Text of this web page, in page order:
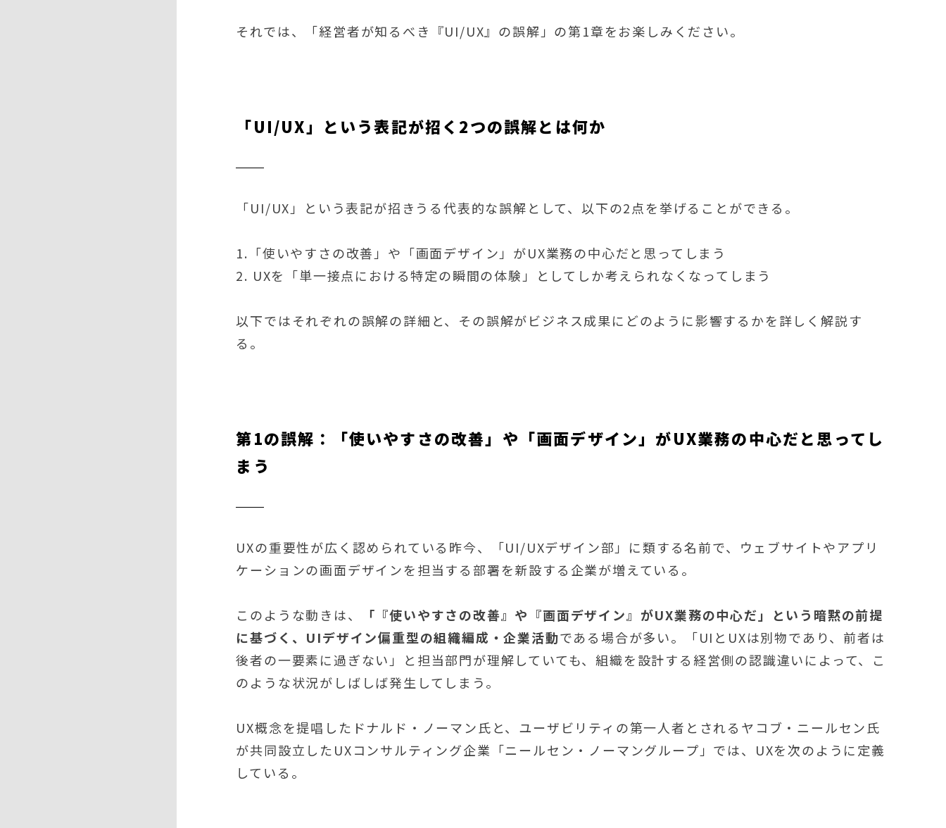
それでは、「経営者が知るべき『UI/UX』の誤解」の第1章をお楽しみください。
「UI/UX」という表記が招く2つの誤解とは何か
「UI/UX」という表記が招きうる代表的な誤解として、以下の2点を挙げることができる。
1.「使いやすさの改善」や「画面デザイン」がUX業務の中心だと思ってしまう
2. UXを「単一接点における特定の瞬間の体験」としてしか考えられなくなってしまう
以下ではそれぞれの誤解の詳細と、その誤解がビジネス成果にどのように影響するかを詳しく解説す
る。
第1の誤解：「使いやすさの改善」や「画面デザイン」がUX業務の中心だと思ってし
まう
UXの重要性が広く認められている昨今、「UI/UXデザイン部」に類する名前で、ウェブサイトやアプリ
ケーションの画面デザインを担当する部署を新設する企業が増えている。
このような動きは、
「『使いやすさの改善』や『画面デザイン』がUX業務の中心だ」という暗黙の前提
に基づく、UIデザイン偏重型の組織編成・企業活動である場合が多い。「UIとUXは別物であり、前者は
後者の一要素に過ぎない」と担当部門が理解していても、組織を設計する経営側の認識違いによって、こ
のような状況がしばしば発生してしまう。
UX概念を提唱したドナルド・ノーマン氏と、ユーザビリティの第一人者とされるヤコブ・ニールセン氏
が共同設立したUXコンサルティング企業「ニールセン・ノーマングループ」では、UXを次のように定義
している。